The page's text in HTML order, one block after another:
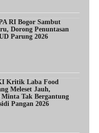
RI Bogor Sambut
Dorong Penuntasan
Parung 2026
Kritik Laba Food
Meleset Jauh,
Minta Tak Bergantung
Pangan 2026